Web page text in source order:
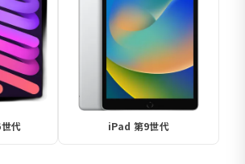
代 iPad 第9世代